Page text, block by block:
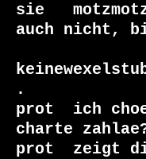
sie
auch nicht,
.
prot  ich
charte
prot  zeigt